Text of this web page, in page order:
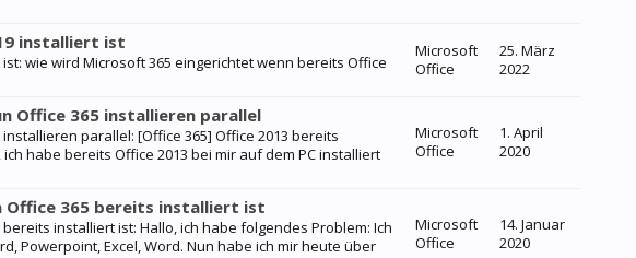
installiert ist
wie wird Microsoft 365 eingerichtet wenn bereits Office
Microsoft
Office
25. März
2022
Office 365 installieren parallel
parallel: [Office 365] Office 2013 bereits
habe bereits Office 2013 bei mir auf dem PC installiert
Microsoft
Office
1. April
2020
Office 365 bereits installiert ist
installiert ist: Hallo, ich habe folgendes Problem: Ich
Powerpoint, Excel, Word. Nun habe ich mir heute über
Microsoft
Office
14. Januar
2020